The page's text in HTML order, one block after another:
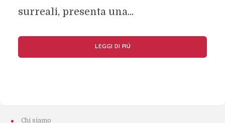
surreali, presenta una...
LEGGI DI PIÚ
Chi siamo